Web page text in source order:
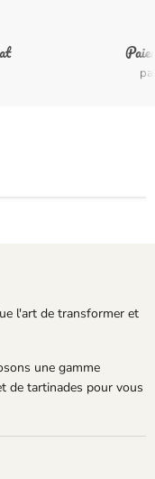
l'art de transformer et
une gamme
de tartinades pour vous